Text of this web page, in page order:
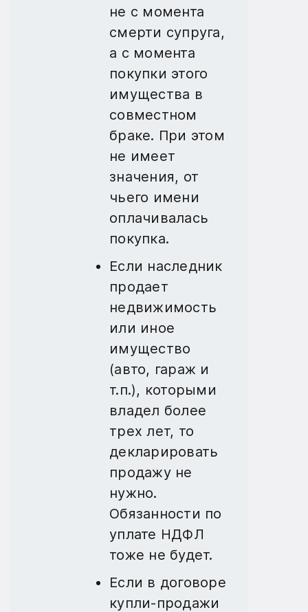
не с момента
смерти супруга,
а с момента
покупки этого
имущества в
совместном
браке. При этом
не имеет
значения, от
чьего имени
оплачивалась
покупка.
Если наследник
продает
недвижимость
или иное
имущество
(авто, гараж и
т.п.), которыми
владел более
трех лет, то
декларировать
продажу не
нужно.
Обязанности по
уплате НДФЛ
тоже не будет.
Если в договоре
купли-продажи